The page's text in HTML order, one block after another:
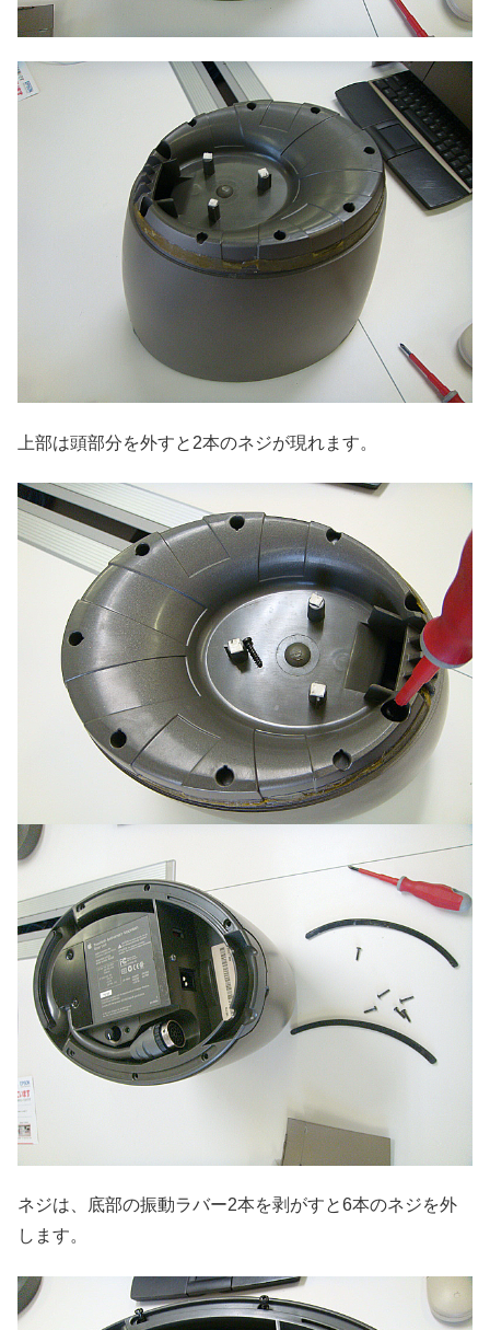
上部は頭部分を外すと2本のネジが現れます。
ネジは、底部の振動ラバー2本を剥がすと6本のネジを外
します。